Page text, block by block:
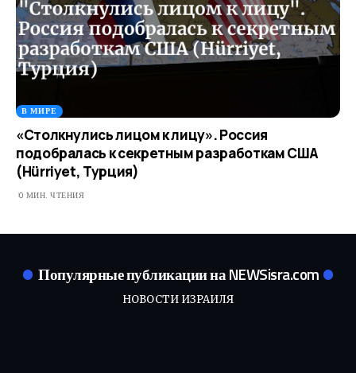
В МИРЕ
«Столкнулись лицом к лицу». Россия
подобралась к секретным разработкам США
(Hürriyet, Турция)
0 МИН. ЧТЕНИЯ
Популярные публикации на NEWSisra.com
НОВОСТИ ИЗРАИЛЯ